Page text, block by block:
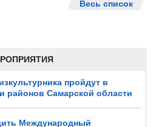
пройдут в
районов Самарской области
Международный
Весь список